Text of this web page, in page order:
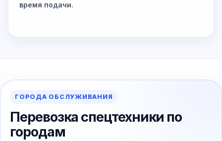
время подачи.
ГОРОДА ОБСЛУЖИВАНИЯ
Перевозка спецтехники по
городам